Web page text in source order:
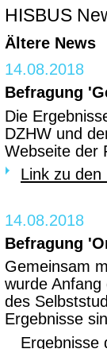
HISBUS
Ältere News
14.08.2018
Befragung
Die
DZHW und
Webseite der
Link zu den
14.08.2018
Befragung
Gemeinsam
wurde
des
Ergebnisse
Ergebnisse